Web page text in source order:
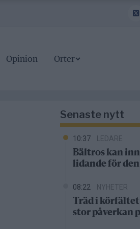
Opinion Orter
Senaste nytt
10:37 LEDARE
Bältros kan
lidande för den
08:22 NYHETER
Träd i körfältet
stor påverkan